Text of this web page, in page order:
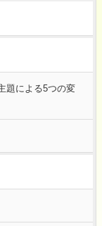
題による5つの変